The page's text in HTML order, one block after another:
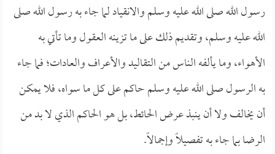
رسول الله صلى الله عليه وسلم والانقياد لما جاء به رسول الله صلى
الله عليه وسلم، وتقديم ذلك على ما تزينه العقول وما تأتي به
الأهواء، وما يألفه الناس من التقاليد والأعراف والعادات؛ فما جاء
به الرسول صلى الله عليه وسلم حاكم على كل ما سواه، فلا يمكن
أن يخالف ولا أن ينبذ عرض الحائط، بل هو الحاكم الذي لا بد من
الرضا بما جاء به تفصيلاً وإجمالاً.